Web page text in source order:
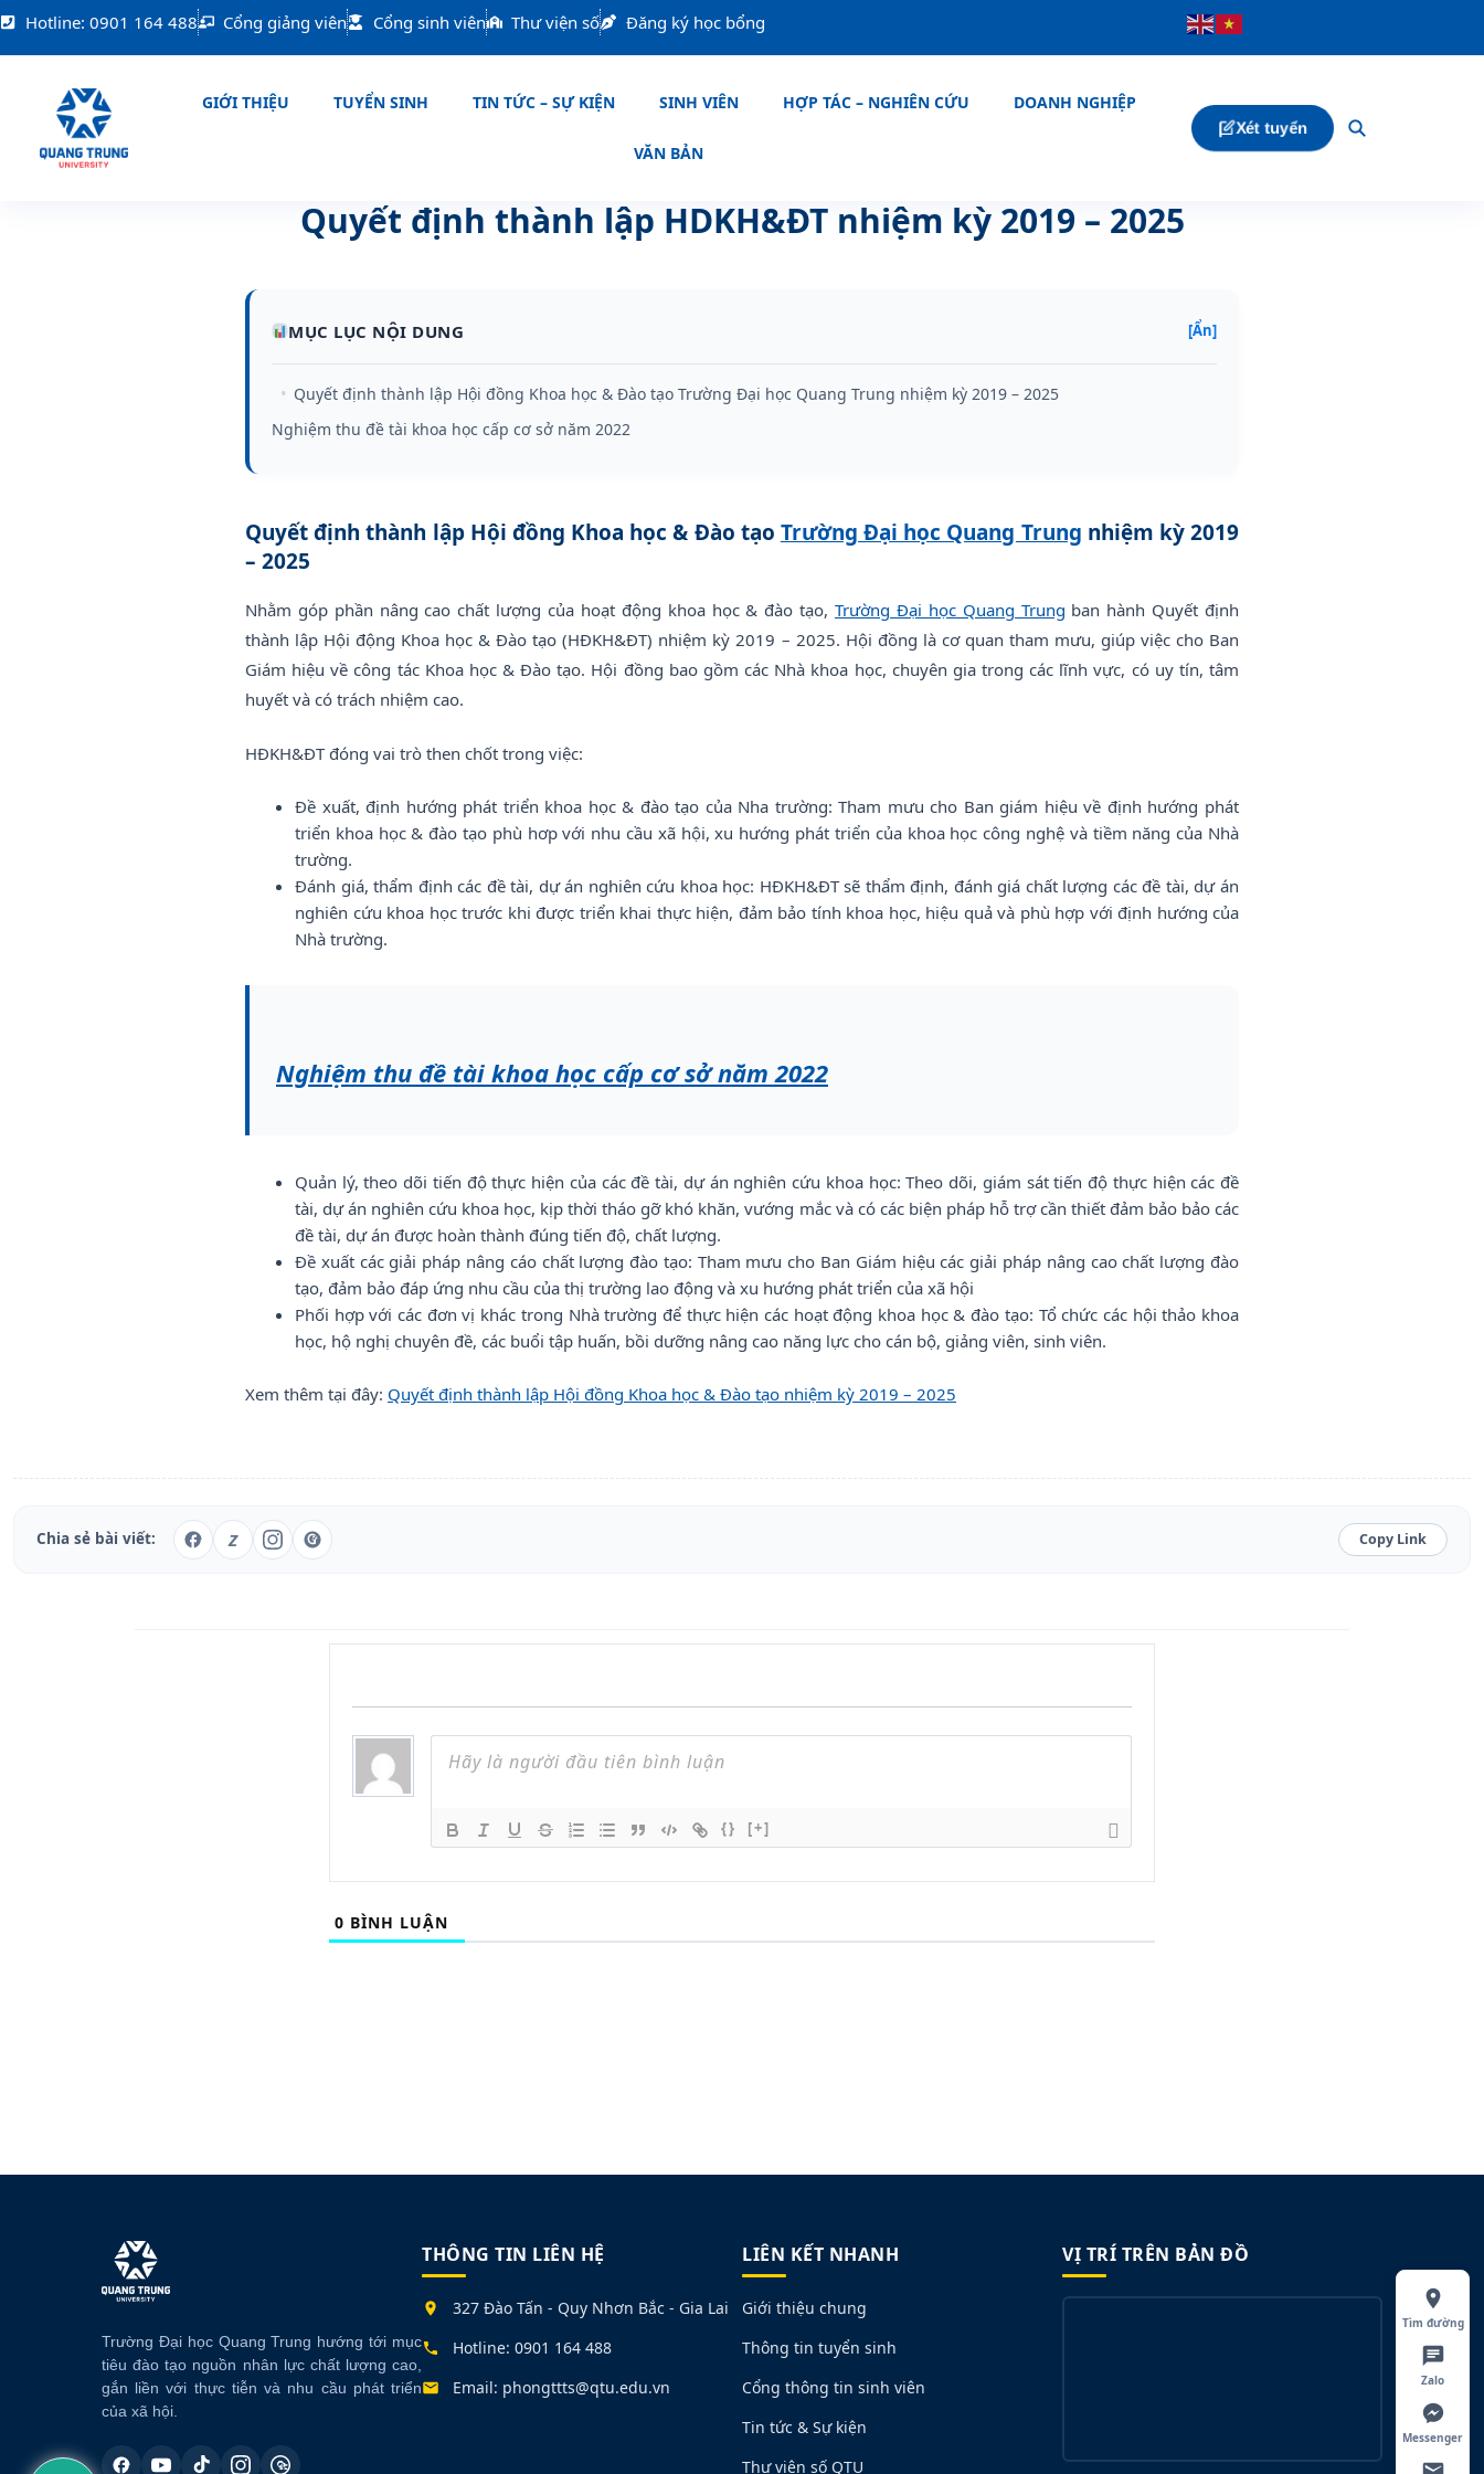
NhảyHotline: 0901 164 488 Cổng giảng viên Cổng sinh viên Thư viện số Đăng ký học bổng
GIỚI THIỆU TUYỂN SINH TIN TỨC – SỰ KIỆN SINH VIÊN HỢP TÁC – NGHIÊN CỨU DOANH NGHIỆP
VĂN BẢN
Xét tuyển
Quyết định thành lập HDKH&ĐT nhiệm kỳ 2019 – 2025
MỤC LỤC NỘI DUNG [Ẩn]
Quyết định thành lập Hội đồng Khoa học & Đào tạo Trường Đại học Quang Trung nhiệm kỳ 2019 – 2025
Nghiệm thu đề tài khoa học cấp cơ sở năm 2022
Quyết định thành lập Hội đồng Khoa học & Đào tạo Trường Đại học Quang Trung nhiệm kỳ 2019
– 2025
Nhằm góp phần nâng cao chất lượng của hoạt động khoa học & đào tạo,Trường Đại học Quang Trung ban hành Quyết định
thành lập Hội động Khoa học & Đào tạo (HĐKH&ĐT) nhiệm kỳ 2019 – 2025. Hội đồng là cơ quan tham mưu, giúp việc cho Ban
Giám hiệu về công tác Khoa học & Đào tạo. Hội đồng bao gồm các Nhà khoa học, chuyên gia trong các lĩnh vực, có uy tín, tâm
huyết và có trách nhiệm cao.
HĐKH&ĐT đóng vai trò then chốt trong việc:
Đề xuất, định hướng phát triển khoa học & đào tạo của Nha trường: Tham mưu cho Ban giám hiệu về định hướng phát
triển khoa học & đào tạo phù hơp với nhu cầu xã hội, xu hướng phát triển của khoa học công nghệ và tiềm năng của Nhà
trường.
Đánh giá, thẩm định các đề tài, dự án nghiên cứu khoa học: HĐKH&ĐT sẽ thẩm định, đánh giá chất lượng các đề tài, dự án
nghiên cứu khoa học trước khi được triển khai thực hiện, đảm bảo tính khoa học, hiệu quả và phù hợp với định hướng của
Nhà trường.
Nghiệm thu đề tài khoa học cấp cơ sở năm 2022
Quản lý, theo dõi tiến độ thực hiện của các đề tài, dự án nghiên cứu khoa học: Theo dõi, giám sát tiến độ thực hiện các đề
tài, dự án nghiên cứu khoa học, kịp thời tháo gỡ khó khăn, vướng mắc và có các biện pháp hỗ trợ cần thiết đảm bảo bảo các
đề tài, dự án được hoàn thành đúng tiến độ, chất lượng.
Đề xuất các giải pháp nâng cáo chất lượng đào tạo: Tham mưu cho Ban Giám hiệu các giải pháp nâng cao chất lượng đào
tạo, đảm bảo đáp ứng nhu cầu của thị trường lao động và xu hướng phát triển của xã hội
Phối hợp với các đơn vị khác trong Nhà trường để thực hiện các hoạt động khoa học & đào tạo: Tổ chức các hội thảo khoa
học, hộ nghị chuyên đề, các buổi tập huấn, bồi dưỡng nâng cao năng lực cho cán bộ, giảng viên, sinh viên.
Xem thêm tại đây: Quyết định thành lập Hội đồng Khoa học & Đào tạo nhiệm kỳ 2019 – 2025
Chia sẻ bài viết: Z Copy Link
{} [+]
0 BÌNH LUẬN
Trường Đại học Quang Trung hướng tới mục
tiêu đào tạo nguồn nhân lực chất lượng cao,
gắn liền với thực tiễn và nhu cầu phát triển
của xã hội.
THÔNG TIN LIÊN HỆ
327 Đào Tấn - Quy Nhơn Bắc - Gia Lai
Hotline: 0901 164 488
Email: phongttts@qtu.edu.vn
LIÊN KẾT NHANH
Giới thiệu chung
Thông tin tuyển sinh
Cổng thông tin sinh viên
Tin tức & Sự kiện
Thư viện số QTU
VỊ TRÍ TRÊN BẢN ĐỒ
Tìm đường
Zalo
Messenger